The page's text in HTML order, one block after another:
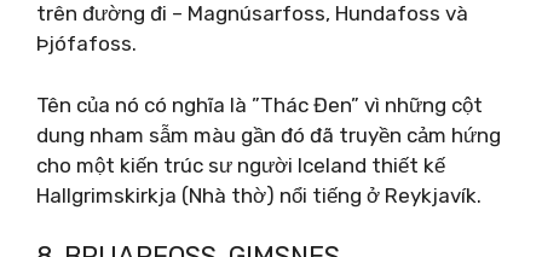
trên đường đi – Magnúsarfoss, Hundafoss và
Þjófafoss.
Tên của nó có nghĩa là ”Thác Đen” vì những cột
dung nham sẫm màu gần đó đã truyền cảm hứng
cho một kiến ​​trúc sư người Iceland thiết kế
Hallgrimskirkja (Nhà thờ) nổi tiếng ở Reykjavík.